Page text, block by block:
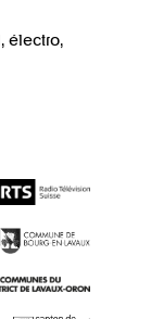
, électro,